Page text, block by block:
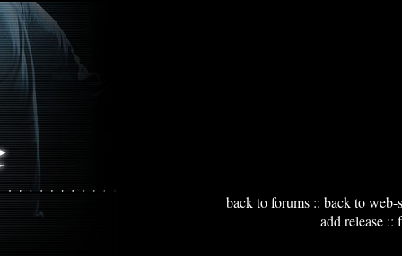
back to forums :: back to web-
add release ::